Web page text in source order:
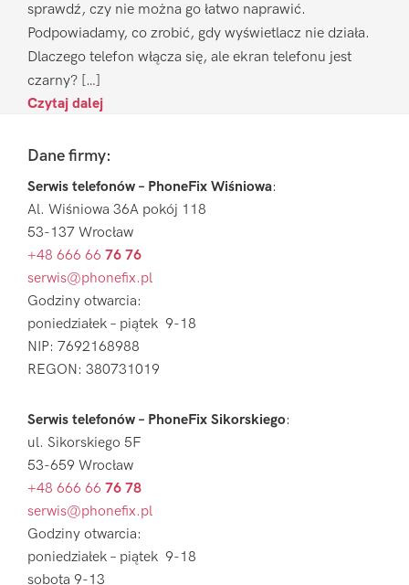
sprawdź, czy nie można go łatwo naprawić.
Podpowiadamy, co zrobić, gdy wyświetlacz nie działa.
Dlaczego telefon włącza się, ale ekran telefonu jest
czarny? […]
Czytaj dalej
FooterDane firmy:
Serwis telefonów – PhoneFix Wiśniowa:
Al. Wiśniowa 36A pokój 118
53-137 Wrocław
+48 666 66 76 76
serwis@phonefix.pl
Godziny otwarcia:
poniedziałek – piątek 9-18
NIP: 7692168988
REGON: 380731019
Serwis telefonów – PhoneFix Sikorskiego:
ul. Sikorskiego 5F
53-659 Wrocław
+48 666 66 76 78
serwis@phonefix.pl
Godziny otwarcia:
poniedziałek – piątek 9-18
sobota 9-13